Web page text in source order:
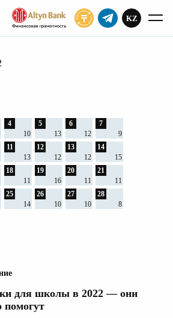
KZ
2022
для школы в 2022 — они
помогут
4
10
5
13
6
12
7
9
11
13
12
12
13
12
14
15
18
11
19
16
20
11
21
11
25
14
26
10
27
10
28
8